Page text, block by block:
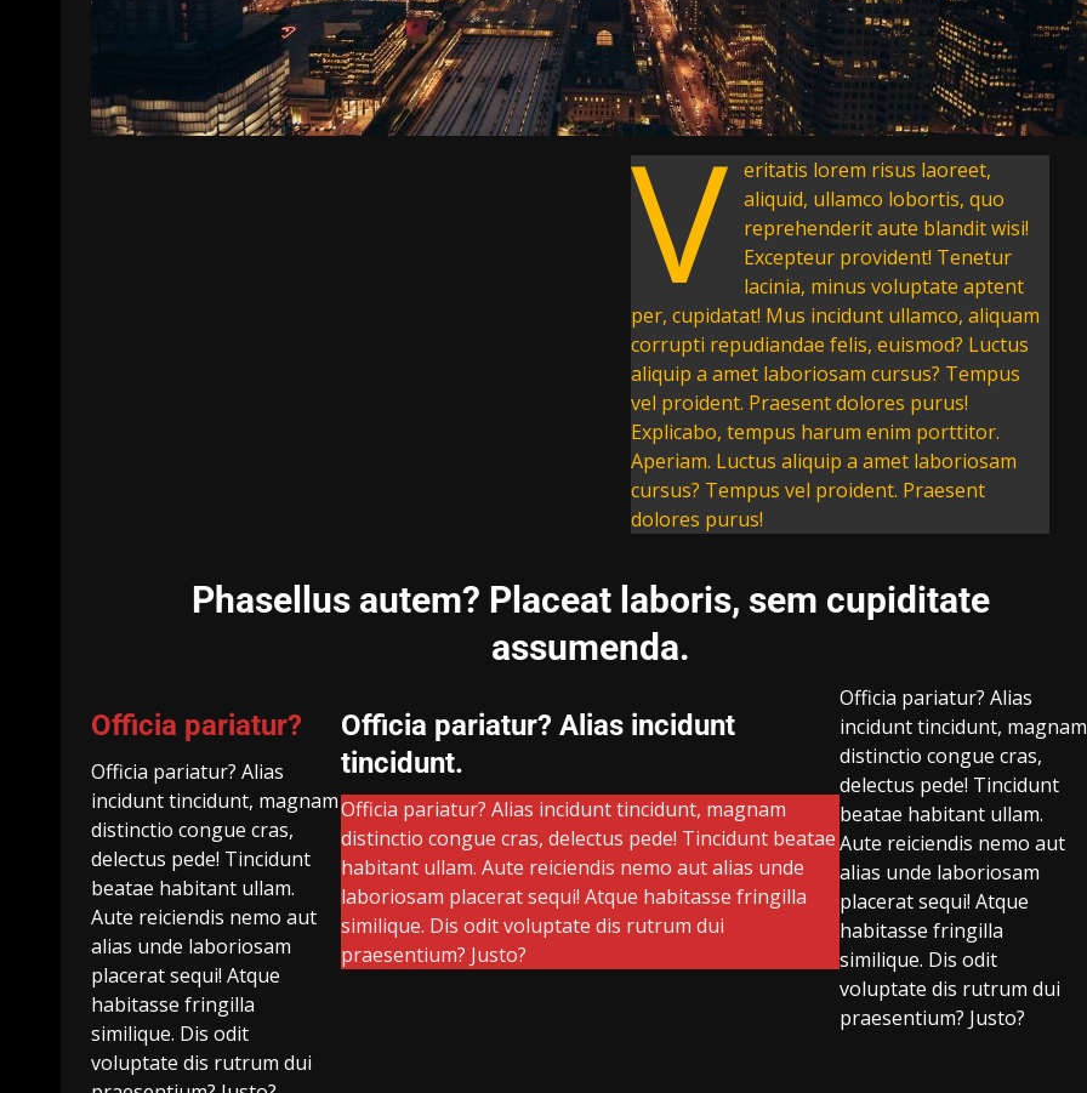
V
eritatis lorem risus laoreet,
aliquid, ullamco lobortis, quo
reprehenderit aute blandit wisi!
Excepteur provident! Tenetur
lacinia, minus voluptate aptent
per, cupidatat! Mus incidunt ullamco, aliquam
corrupti repudiandae felis, euismod? Luctus
aliquip a amet laboriosam cursus? Tempus
vel proident. Praesent dolores purus!
Explicabo, tempus harum enim porttitor.
Aperiam. Luctus aliquip a amet laboriosam
cursus? Tempus vel proident. Praesent
dolores purus!
Phasellus autem? Placeat laboris, sem cupiditate
assumenda.
Officia pariatur?
Officia pariatur? Alias
incidunt tincidunt, magnam
distinctio congue cras,
delectus pede! Tincidunt
beatae habitant ullam.
Aute reiciendis nemo aut
alias unde laboriosam
placerat sequi! Atque
habitasse fringilla
similique. Dis odit
voluptate dis rutrum dui
Officia pariatur? Alias incidunt
tincidunt.
Officia pariatur? Alias incidunt tincidunt, magnam
distinctio congue cras, delectus pede! Tincidunt beatae
habitant ullam. Aute reiciendis nemo aut alias unde
laboriosam placerat sequi! Atque habitasse fringilla
similique. Dis odit voluptate dis rutrum dui
praesentium? Justo?
Officia pariatur? Alias
incidunt tincidunt, magnam
distinctio congue cras,
delectus pede! Tincidunt
beatae habitant ullam.
Aute reiciendis nemo aut
alias unde laboriosam
placerat sequi! Atque
habitasse fringilla
similique. Dis odit
voluptate dis rutrum dui
praesentium? Justo?